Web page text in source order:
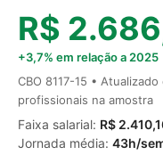
R$
+3,7% em relação a 2025
CBO 8117-15 • Atualizado
profissionais na amostra
Faixa salarial: R$
Jornada média: 43h/